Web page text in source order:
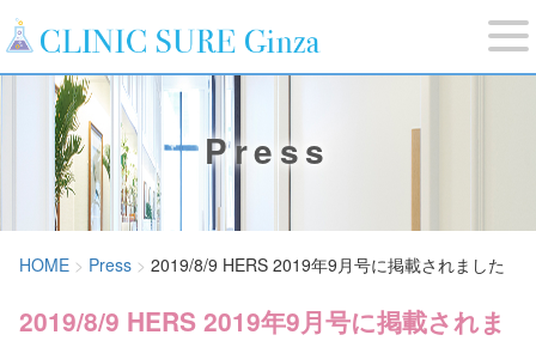
Press
HOME Press 2019/8/9 HERS 2019年9月号に掲載されました
2019/8/9 HERS 2019年9月号に掲載されま